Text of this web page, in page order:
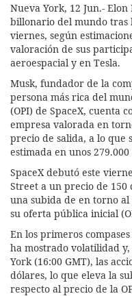
Nueva York, 12 Jun.-
billonario del mundo tras
viernes, según
valoración de sus
aeroespacial y en Tesla.
Musk, fundador de la
persona más rica del
(OPI) de SpaceX, cuenta
empresa valorada en
precio de salida, a lo que
estimada en unos
SpaceX debutó este
Street a un precio de 150
una subida de en torno
su oferta pública inicial
En los primeros
ha mostrado volatilidad
York (16:00 GMT), las
dólares, lo que eleva la
respecto al precio de la